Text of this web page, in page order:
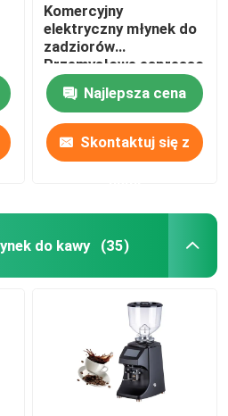
Komercyjny
elektryczny młynek do
zadziorów
Przemysłowe espresso
Duże profesjonalne
młynki do kawy
Najlepsza cena
Skontaktuj się z
do kawy (35)